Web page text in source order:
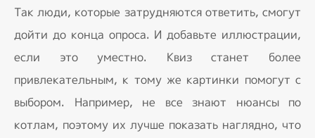
Так люди, которые затрудняются ответить, смогут
дойти до конца опроса. И добавьте иллюстрации,
если это уместно. Квиз станет более
привлекательным, к тому же картинки помогут с
выбором. Например, не все знают нюансы по
котлам, поэтому их лучше показать наглядно, что